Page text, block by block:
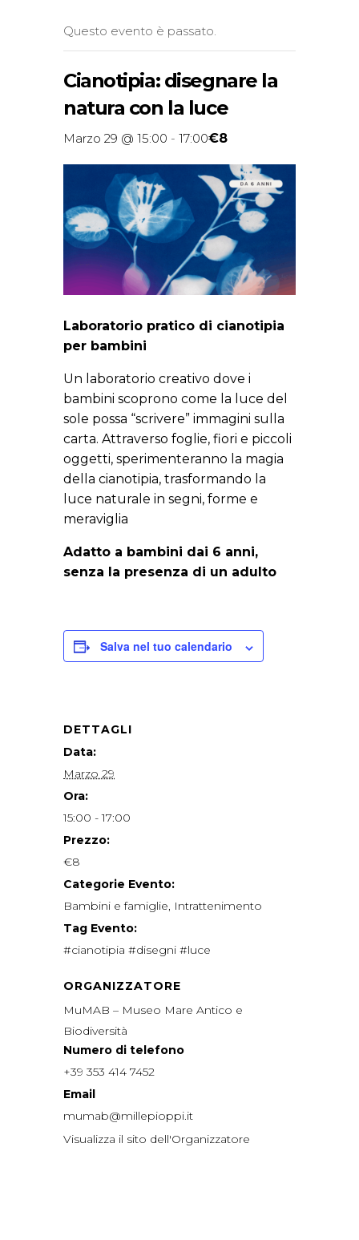
Questo evento è passato.
Cianotipia: disegnare la
natura con la luce
Marzo 29 @ 15:00 - 17:00€8
Laboratorio pratico di cianotipia
per bambini
Un laboratorio creativo dove i
bambini scoprono come la luce del
sole possa “scrivere” immagini sulla
carta. Attraverso foglie, fiori e piccoli
oggetti, sperimenteranno la magia
della cianotipia, trasformando la
luce naturale in segni, forme e
meraviglia
Adatto a bambini dai 6 anni,
senza la presenza di un adulto
Salva nel tuo calendario
DETTAGLI
Data:
Marzo 29
Ora:
15:00 - 17:00
Prezzo:
€8
Categorie Evento:
Bambini e famiglie, Intrattenimento
Tag Evento:
#cianotipia #disegni #luce
ORGANIZZATORE
MuMAB – Museo Mare Antico e
Biodiversità
Numero di telefono
+39 353 414 7452
Email
mumab@millepioppi.it
Visualizza il sito dell'Organizzatore